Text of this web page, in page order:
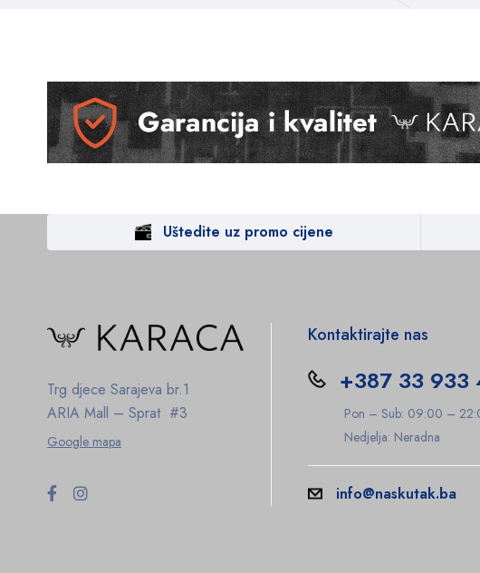
Uštedite uz promo cijene
Trg djece Sarajeva br.1
ARIA Mall – Sprat #3
Google mapa
Kontaktirajte nas
+387 33 933
Pon – Sub: 09:00 –
Nedjelja: Neradna
info@naskutak.ba